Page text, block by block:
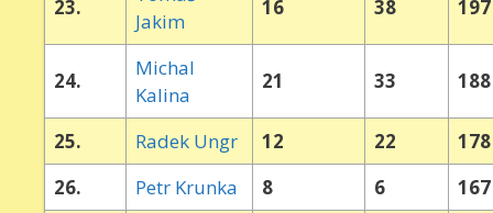
23.
Jakim
16 38 197
24.
Michal
Kalina
21 33 188
25. Radek Ungr 12 22
178
26.
Petr Krunka 8 6 167